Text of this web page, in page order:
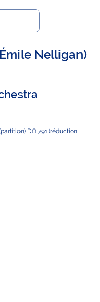
Nelligan)
DO 791 (réduction